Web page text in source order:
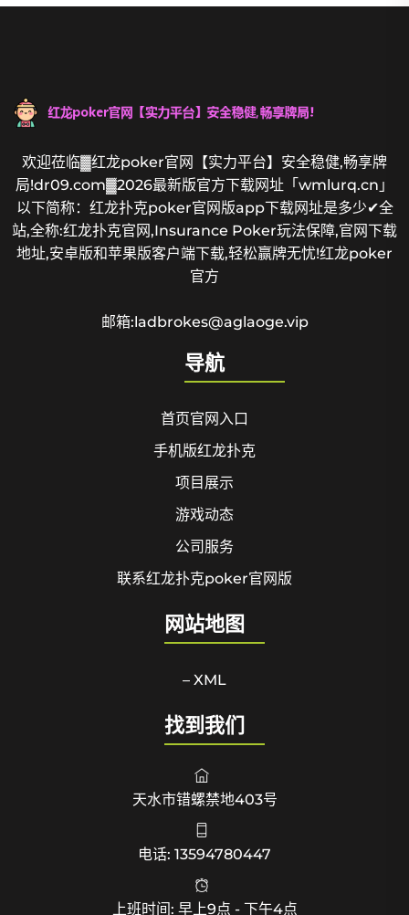
欢迎莅临▓红龙poker官网【实力平台】安全稳健,畅享牌
局!dr09.com▓2026最新版官方下载网址「wmlurq.cn」
以下简称：红龙扑克poker官网版app下载网址是多少✔全
站,全称:红龙扑克官网,Insurance Poker玩法保障,官网下载
地址,安卓版和苹果版客户端下载,轻松赢牌无忧!红龙poker
官方
邮箱:ladbrokes@aglaoge.vip
导航
首页官网入口
手机版红龙扑克
项目展示
游戏动态
公司服务
联系红龙扑克poker官网版
网站地图
– XML
找到我们
天水市错螺禁地403号
电话: 13594780447
上班时间: 早上9点 - 下午4点